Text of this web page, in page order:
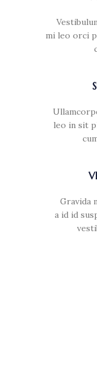
mi leo orci
leo in sit
Gravida
a id id